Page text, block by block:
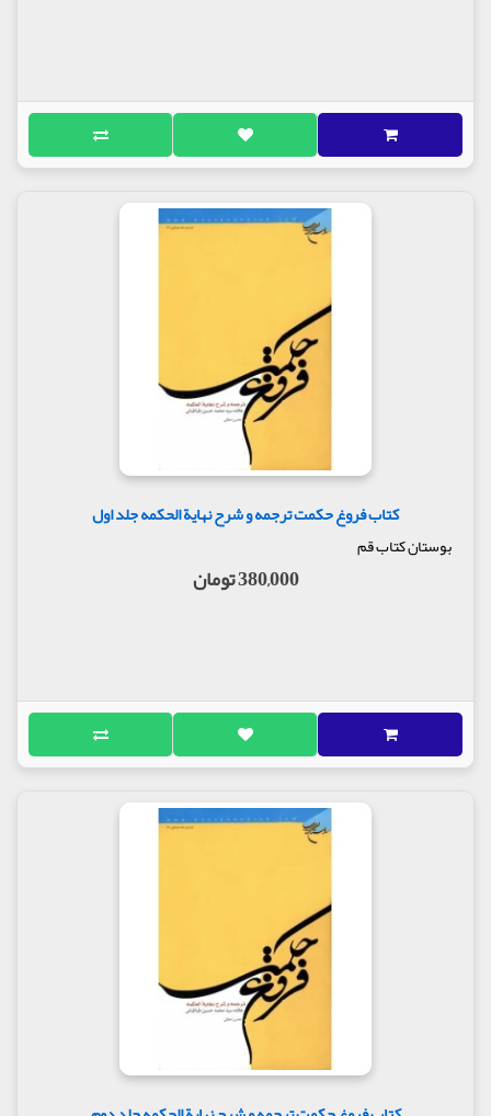
کتاب فروغ حکمت ترجمه و شرح نهایة الحکمه جلد اول
بوستان کتاب قم
380,000 تومان